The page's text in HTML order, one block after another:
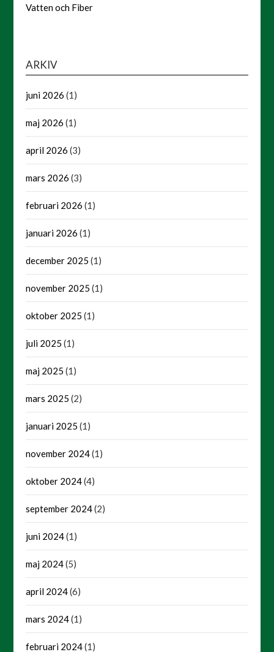
Vatten och Fiber
ARKIV
juni 2026 (1)
maj 2026 (1)
april 2026 (3)
mars 2026 (3)
februari 2026 (1)
januari 2026 (1)
december 2025 (1)
november 2025 (1)
oktober 2025 (1)
juli 2025 (1)
maj 2025 (1)
mars 2025 (2)
januari 2025 (1)
november 2024(1)
oktober 2024(4)
september 2024(2)
juni 2024(1)
maj 2024(5)
april 2024(6)
mars 2024(1)
februari 2024(1)